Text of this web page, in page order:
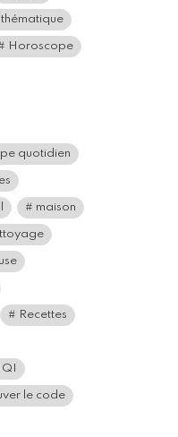
Horoscope
quotidien
maison
Recettes
le code